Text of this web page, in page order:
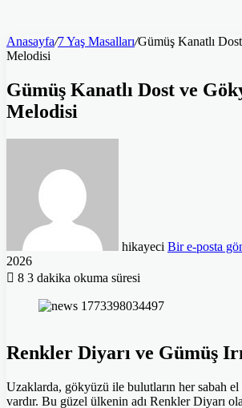
Anasayfa/7 Yaş Masalları/Gümüş Kanatlı
Melodisi
Gümüş Kanatlı Dost ve
Melodisi
hikayeci Bir e-posta
2026
8 3 dakika okuma süresi
Renkler Diyarı ve Gümüş
Uzaklarda, gökyüzü ile bulutların her sabah
vardır. Bu güzel ülkenin adı Renkler Diyarı